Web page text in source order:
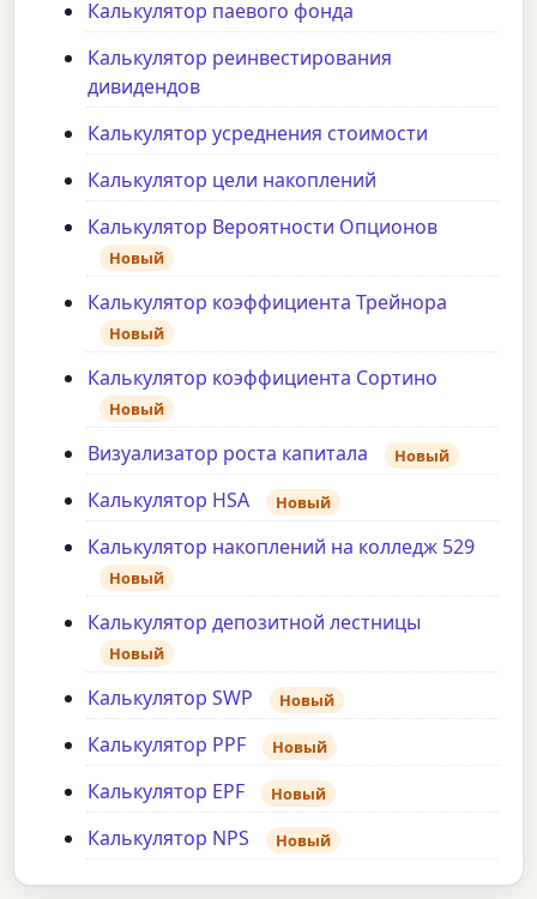
Калькулятор паевого фонда
Калькулятор реинвестирования
дивидендов
Калькулятор усреднения стоимости
Калькулятор цели накоплений
Калькулятор Вероятности Опционов
Новый
Калькулятор коэффициента Трейнора
Новый
Калькулятор коэффициента Сортино
Новый
Визуализатор роста капитала Новый
Калькулятор HSA Новый
Калькулятор накоплений на колледж 529
Новый
Калькулятор депозитной лестницы
Новый
Калькулятор SWP Новый
Калькулятор PPF Новый
Калькулятор EPF Новый
Калькулятор NPS Новый